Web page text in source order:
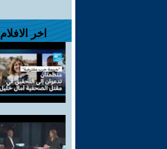
اخر الافلام